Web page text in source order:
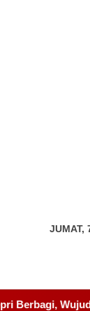
JUMAT,
Pondok